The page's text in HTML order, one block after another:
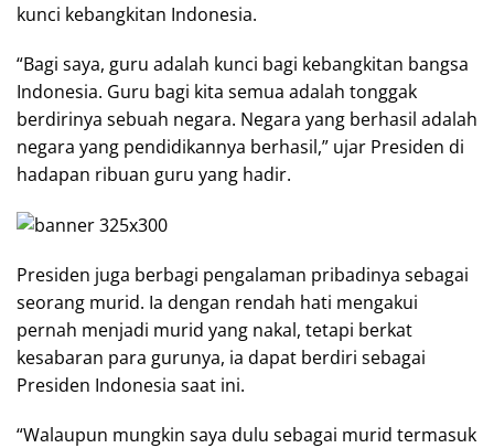
kunci kebangkitan Indonesia.
“Bagi saya, guru adalah kunci bagi kebangkitan bangsa
Indonesia. Guru bagi kita semua adalah tonggak
berdirinya sebuah negara. Negara yang berhasil adalah
negara yang pendidikannya berhasil,” ujar Presiden di
hadapan ribuan guru yang hadir.
Presiden juga berbagi pengalaman pribadinya sebagai
seorang murid. Ia dengan rendah hati mengakui
pernah menjadi murid yang nakal, tetapi berkat
kesabaran para gurunya, ia dapat berdiri sebagai
Presiden Indonesia saat ini.
“Walaupun mungkin saya dulu sebagai murid termasuk